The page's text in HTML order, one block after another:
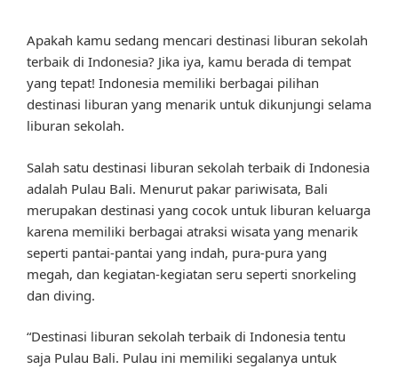
Apakah kamu sedang mencari destinasi liburan sekolah
terbaik di Indonesia? Jika iya, kamu berada di tempat
yang tepat! Indonesia memiliki berbagai pilihan
destinasi liburan yang menarik untuk dikunjungi selama
liburan sekolah.
Salah satu destinasi liburan sekolah terbaik di Indonesia
adalah Pulau Bali. Menurut pakar pariwisata, Bali
merupakan destinasi yang cocok untuk liburan keluarga
karena memiliki berbagai atraksi wisata yang menarik
seperti pantai-pantai yang indah, pura-pura yang
megah, dan kegiatan-kegiatan seru seperti snorkeling
dan diving.
“Destinasi liburan sekolah terbaik di Indonesia tentu
saja Pulau Bali. Pulau ini memiliki segalanya untuk